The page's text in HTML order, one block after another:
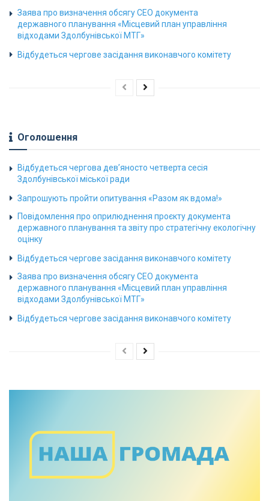
Заява про визначення обсягу СЕО документа
державного планування «Місцевий план управління
відходами Здолбунівської МТГ»
Відбудеться чергове засідання виконавчого комітету
Оголошення
Відбудеться чергова дев’яносто четверта сесія
Здолбунівської міської ради
Запрошують пройти опитування «Разом як вдома!»
Повідомлення про оприлюднення проєкту документа
державного планування та звіту про стратегічну екологічну
оцінку
Відбудеться чергове засідання виконавчого комітету
Заява про визначення обсягу СЕО документа
державного планування «Місцевий план управління
відходами Здолбунівської МТГ»
Відбудеться чергове засідання виконавчого комітету